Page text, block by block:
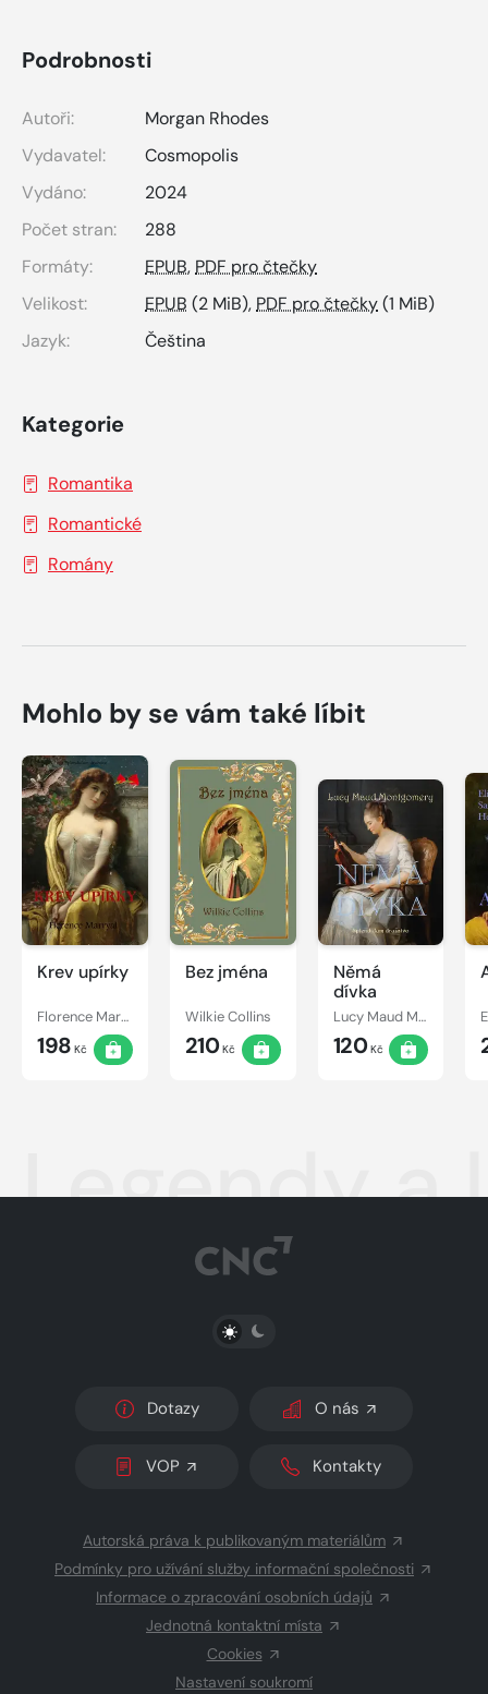
Podrobnosti
Autoři:
Morgan Rhodes
Vydavatel:
Cosmopolis
Vydáno:
2024
Počet stran:
288
Formáty:
EPUB, PDF pro čtečky
Velikost:
EPUB (2 MiB), PDF pro čtečky(1 MiB)
Jazyk:
Čeština
Kategorie
Romantika
Romantické
Romány
Mohlo by se vám také líbit
Krev upírky
Florence Marryat
198 Kč
Bez jména
Wilkie Collins
210Kč
Němá
dívka
Lucy Maud Montgomery
120Kč
Legendy a
PŘEPNOUT SVĚTLÝ/TMAVÝ REŽIM
Dotazy O nás
VOP Kontakty
Autorská práva k publikovaným materiálům
Podmínky pro užívání služby informační společnosti
Informace o zpracování osobních údajů
Jednotná kontaktní místa
Cookies
Nastavení soukromí